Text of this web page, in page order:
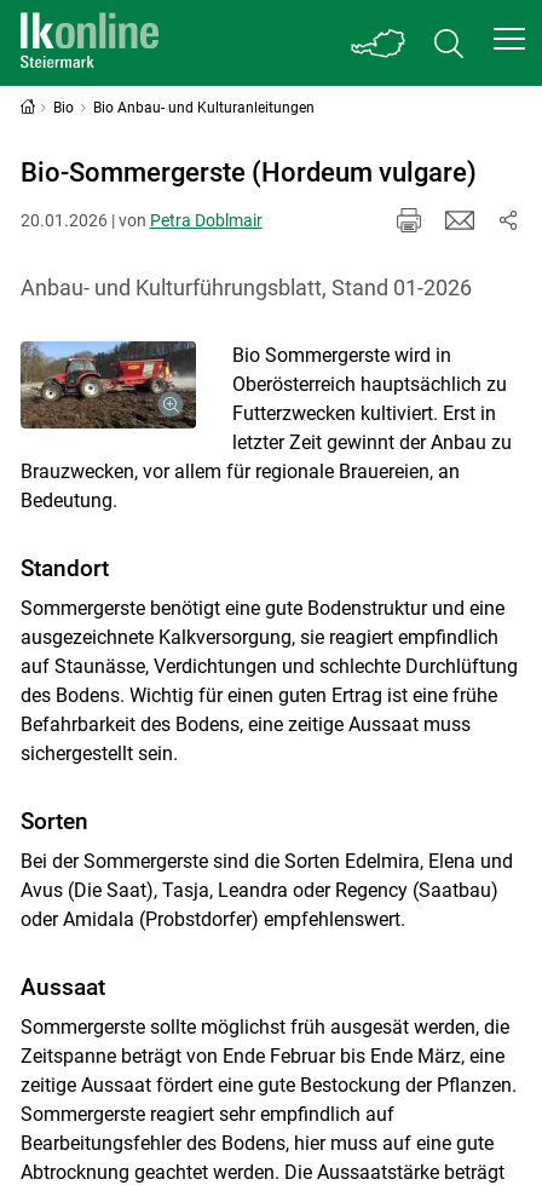
Bio Bio Anbau- und Kulturanleitungen
Bio-Sommergerste (Hordeum vulgare)
20.01.2026 | von Petra Doblmair
Anbau- und Kulturführungsblatt, Stand 01-2026
Bio Sommergerste wird in
Oberösterreich hauptsächlich zu
Futterzwecken kultiviert. Erst in
letzter Zeit gewinnt der Anbau zu
Brauzwecken, vor allem für regionale Brauereien, an
Bedeutung.
Standort
Sommergerste benötigt eine gute Bodenstruktur und eine
ausgezeichnete Kalkversorgung, sie reagiert empfindlich
auf Staunässe, Verdichtungen und schlechte Durchlüftung
des Bodens. Wichtig für einen guten Ertrag ist eine frühe
Befahrbarkeit des Bodens, eine zeitige Aussaat muss
sichergestellt sein.
Sorten
Bei der Sommergerste sind die Sorten Edelmira, Elena und
Avus (Die Saat), Tasja, Leandra oder Regency (Saatbau)
oder Amidala (Probstdorfer) empfehlenswert.
Aussaat
Sommergerste sollte möglichst früh ausgesät werden, die
Zeitspanne beträgt von Ende Februar bis Ende März, eine
zeitige Aussaat fördert eine gute Bestockung der Pflanzen.
Sommergerste reagiert sehr empfindlich auf
Bearbeitungsfehler des Bodens, hier muss auf eine gute
Abtrocknung geachtet werden. Die Aussaatstärke beträgt